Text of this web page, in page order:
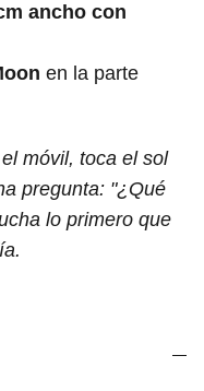
ancho con
en la parte
móvil, toca el sol
pregunta: "¿Qué
lo primero que